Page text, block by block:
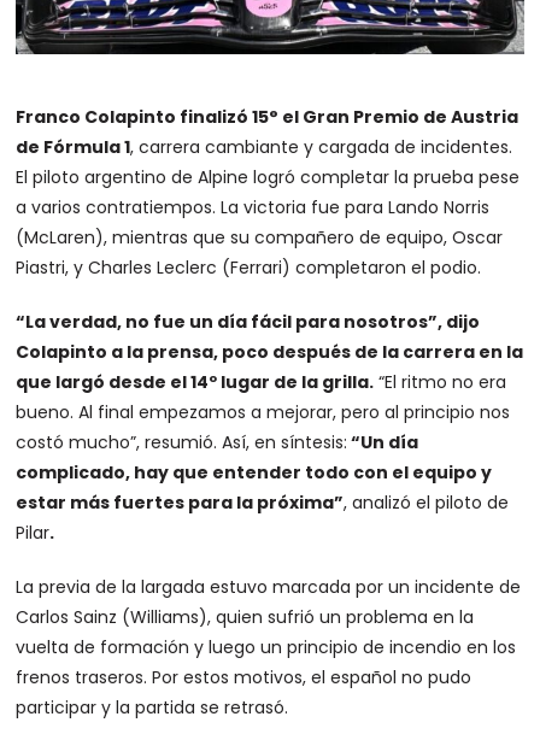
Franco Colapinto finalizó 15° el Gran Premio de Austria
de Fórmula 1, carrera cambiante y cargada de incidentes.
El piloto argentino de Alpine logró completar la prueba pese
a varios contratiempos. La victoria fue para Lando Norris
(McLaren), mientras que su compañero de equipo, Oscar
Piastri, y Charles Leclerc (Ferrari) completaron el podio.
“La verdad, no fue un día fácil para nosotros”, dijo
Colapinto a la prensa, poco después de la carrera en la
que largó desde el 14º lugar de la grilla. “El ritmo no era
bueno. Al final empezamos a mejorar, pero al principio nos
costó mucho”, resumió. Así, en síntesis: “Un día
complicado, hay que entender todo con el equipo y
estar más fuertes para la próxima”, analizó el piloto de
Pilar.
La previa de la largada estuvo marcada por un incidente de
Carlos Sainz (Williams), quien sufrió un problema en la
vuelta de formación y luego un principio de incendio en los
frenos traseros. Por estos motivos, el español no pudo
participar y la partida se retrasó.